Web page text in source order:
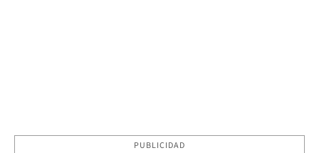
PUBLICIDAD